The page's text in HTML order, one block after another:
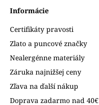
Informácie
Certifikáty pravosti
Zlato a puncové značky
Nealergénne materiály
Záruka najnižšej ceny
Zľava na ďalší nákup
Doprava zadarmo nad 40€